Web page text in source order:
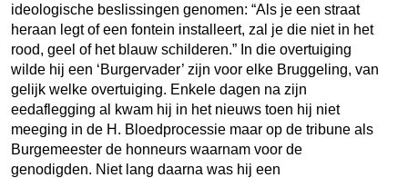
ideologische beslissingen genomen: “Als je een straat
heraan legt of een fontein installeert, zal je die niet in het
rood, geel of het blauw schilderen.” In die overtuiging
wilde hij een ‘Burgervader’ zijn voor elke Bruggeling, van
gelijk welke overtuiging. Enkele dagen na zijn
eedaflegging al kwam hij in het nieuws toen hij niet
meeging in de H. Bloedprocessie maar op de tribune als
Burgemeester de honneurs waarnam voor de
genodigden. Niet lang daarna was hij een